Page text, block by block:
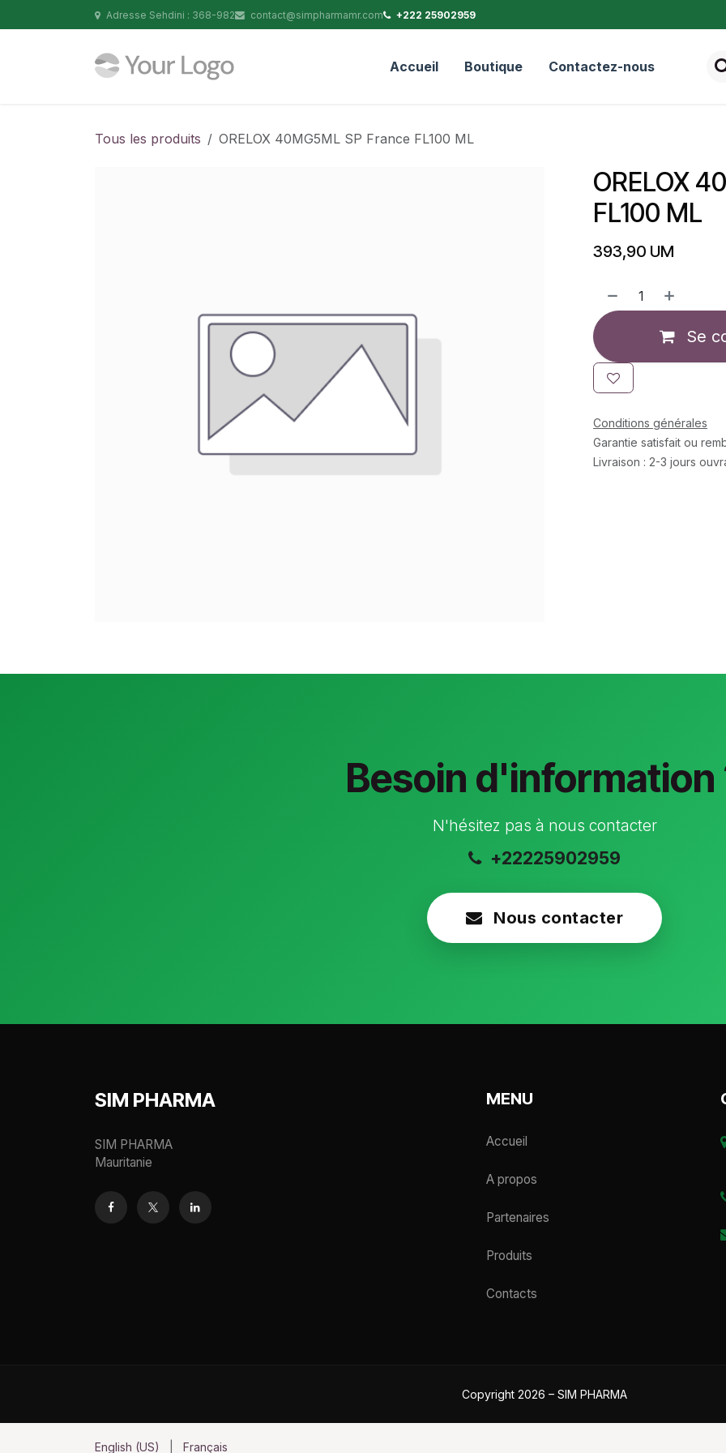
Se rendre au contenuAdresse Sehdini : 368-982 contact@simpharmamr.com +222 25902959
Accueil Boutique Contactez-nous
Tous les produits ORELOX 40MG5ML SP France FL100 ML
ORELOX
FL100 ML
393,90 UM
Se
Conditions générales
Garantie satisfait ou
Livraison : 2-3 jours
Besoin d'information
N'hésitez pas à nous contacter
+22225902959
Nous contacter
SIM PHARMA
SIM PHARMA
Mauritanie
MENU
Accueil
A propos
Partenaires
Produits
Contacts
Copyright 2026 – SIM PHARMA
English (US) Français